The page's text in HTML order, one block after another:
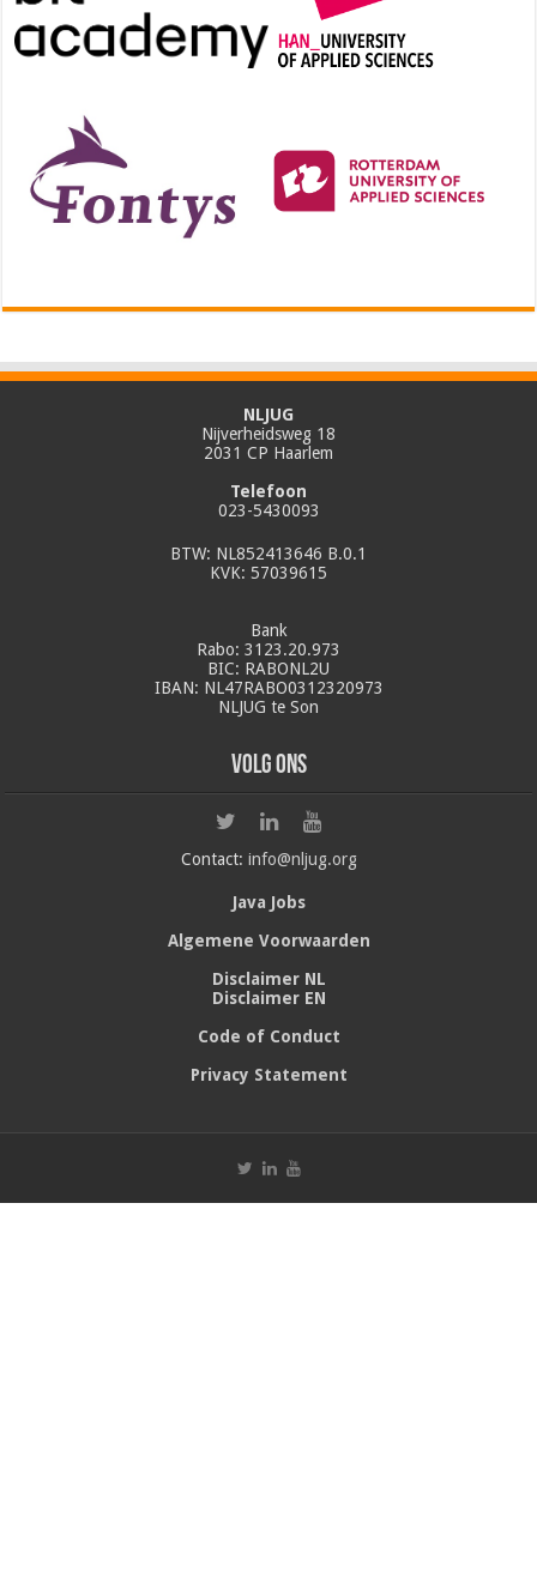
NLJUG
Nijverheidsweg 18
2031 CP Haarlem
Telefoon
023-5430093
BTW: NL852413646 B.0.1
KVK: 57039615
Bank
Rabo: 3123.20.973
BIC: RABONL2U
IBAN: NL47RABO0312320973
NLJUG te Son
Volg ons
Contact: info@nljug.org
Java Jobs
Algemene Voorwaarden
Disclaimer NL
Disclaimer EN
Code of Conduct
Privacy Statement